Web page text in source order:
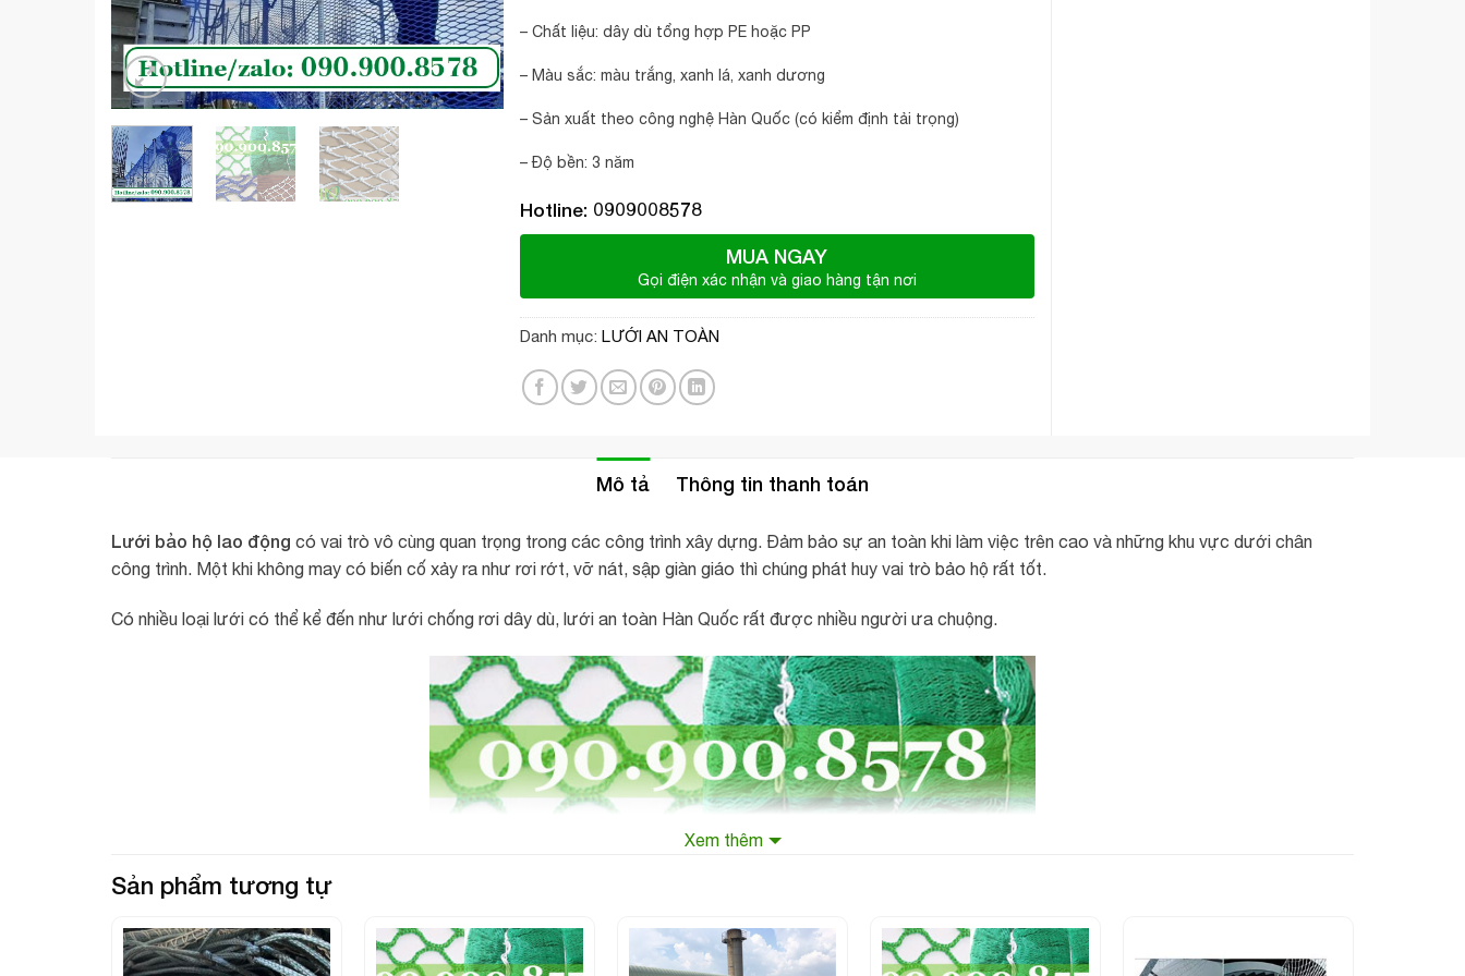
– Chất liệu: dây dù tổng hợp PE hoặc PP
– Màu sắc: màu trắng, xanh lá, xanh dương
– Sản xuất theo công nghệ Hàn Quốc (có kiểm định tải trọng)
– Độ bền: 3 năm
Hotline: 0909008578
MUA NGAY
Gọi điện xác nhận và giao hàng tận nơi
Danh mục: LƯỚI AN TOÀN
Mô tả Thông tin thanh toán
Lưới bảo hộ lao động có vai trò vô cùng quan trọng trong các công trình xây dựng. Đảm bảo sự an toàn khi làm việc trên cao và những khu vực dưới chân
công trình. Một khi không may có biến cố xảy ra như rơi rớt, vỡ nát, sập giàn giáo thì chúng phát huy vai trò bảo hộ rất tốt.
Có nhiều loại lưới có thể kể đến như lưới chống rơi dây dù, lưới an toàn Hàn Quốc rất được nhiều người ưa chuộng.
Xem thêm
Sản phẩm tương tự